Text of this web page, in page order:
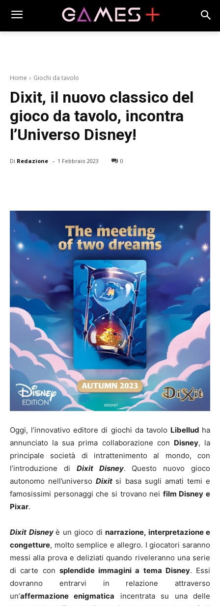
Home Giochi da tavolo
Dixit, il nuovo classico del
gioco da tavolo, incontra
l’Universo Disney!
Di Redazione - 1 Febbraio 2023 0
Oggi, l’innovativo editore di giochi da tavolo Libellud ha
annunciato la sua prima collaborazione con Disney, la
principale società di intrattenimento al mondo, con
l’introduzione di Dixit Disney. Questo nuovo gioco
autonomo nell’universoDixit si basa sugli amati temi e
famosissimi personaggi che si trovano nei film Disney e
Pixar.
Dixit Disney è un gioco di narrazione, interpretazione e
congetture, molto semplice e allegro. I giocatori saranno
messi alla prova e deliziati quando riveleranno una serie
di carte con splendide immagini a tema Disney. Essi
dovranno entrarvi in relazione attraverso
un’affermazione enigmatica incentrata su una delle